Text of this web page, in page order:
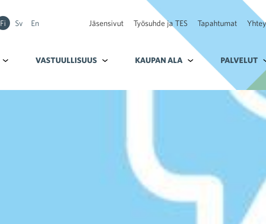
Fi Sv En Jäsensivut Työsuhde ja TES Tapahtumat
Alavalikko kohteelle Tavoitteet
VASTUULLISUUS Alavalikko kohteelle Vastuullisuus
KAUPAN ALA Alavalikko kohteelle
PALVELUT